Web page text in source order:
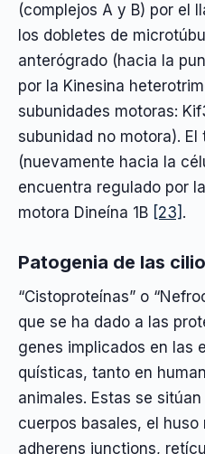
(complejos A y B) por el
los dobletes de
anterógrado (hacia la
por la Kinesina
subunidades motoras:
subunidad no motora).
(nuevamente hacia la
encuentra regulado por
motora Dineína 1B [23] .
Patogenia de las
“Cistoproteínas” o
que se ha dado a las
genes implicados en las
quísticas, tanto en
animales. Estas se
cuerpos basales, el
adherens junctions,